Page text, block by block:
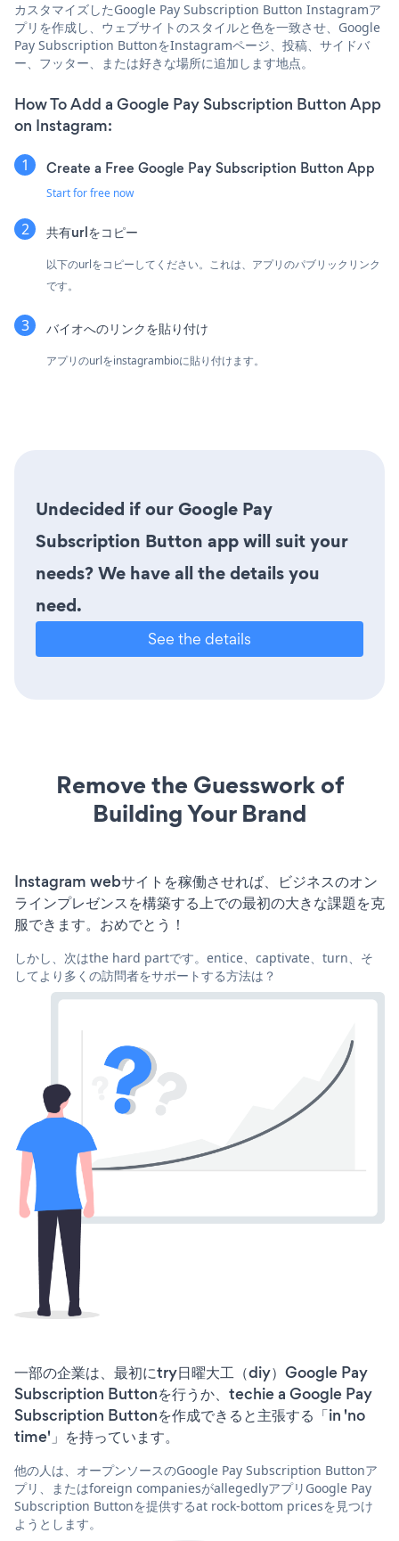
カスタマイズしたGoogle Pay Subscription Button Instagramア
プリを作成し、ウェブサイトのスタイルと色を一致させ、Google
Pay Subscription ButtonをInstagramページ、投稿、サイドバ
ー、フッター、または好きな場所に追加します地点。
How To Add a Google Pay Subscription Button App
on Instagram:
Create a Free Google Pay Subscription Button App
Start for free now
共有urlをコピー
以下のurlをコピーしてください。これは、アプリのパブリックリンク
です。
バイオへのリンクを貼り付け
アプリのurlをinstagrambioに貼り付けます。
Undecided if our Google Pay
Subscription Button app will suit your
needs? We have all the details you
need.
See the details
Remove the Guesswork of
Building Your Brand
Instagram webサイトを稼働させれば、ビジネスのオン
ラインプレゼンスを構築する上での最初の大きな課題を克
服できます。おめでとう！
しかし、次はthe hard partです。entice、captivate、turn、そ
してより多くの訪問者をサポートする方法は？
一部の企業は、最初にtry日曜大工（diy）Google Pay
Subscription Buttonを行うか、techie a Google Pay
Subscription Buttonを作成できると主張する「in 'no
time'」を持っています。
他の人は、オープンソースのGoogle Pay Subscription Buttonア
プリ、またはforeign companiesがallegedlyアプリGoogle Pay
Subscription Buttonを提供するat rock-bottom pricesを見つけ
ようとします。